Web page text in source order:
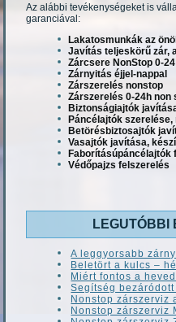
Az alábbi tevékenységeket is
garanciával:
Lakatosmunkák az
Javítás teljeskörű zár,
Zárcsere NonStop 0-24
Zárnyitás éjjel-nappal
Zárszerelés nonstop
Zárszerelés 0-24h
Biztonságiajtók
Páncélajtók
Betörésbiztosajtók
Vasajtók javítása,
Faborításúpáncélajtók
Védőpajzs felszerelés
LEGUTÓBBI
A leggyorsabb
Beletört a kulcs –
Miért fontos a
Segítség
Nonstop zárszerviz
Nonstop zárszerviz